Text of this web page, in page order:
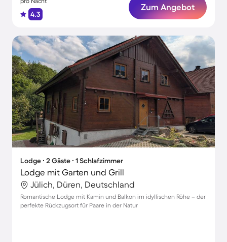
4.3
Zum Angebot
Lodge ∙ 2 Gäste ∙ 1 Schlafzimmer
Lodge mit Garten und Grill
Jülich, Düren, Deutschland
Romantische Lodge mit Kamin und Balkon im idyllischen Röhe – der
perfekte Rückzugsort für Paare in der Natur